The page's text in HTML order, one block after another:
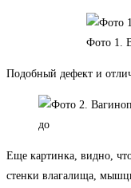
Фото 1.
Подобный дефект и
Еще картинка, видно,
стенки влагалища,